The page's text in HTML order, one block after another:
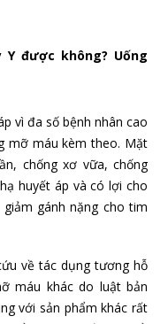
được không? Uống
vì đa số bệnh nhân cao
mỡ máu kèm theo. Mặt
chống xơ vữa, chống
huyết áp và có lợi cho
gánh nặng cho tim
về tác dụng tương hỗ
máu khác do luật bản
với sản phẩm khác rất